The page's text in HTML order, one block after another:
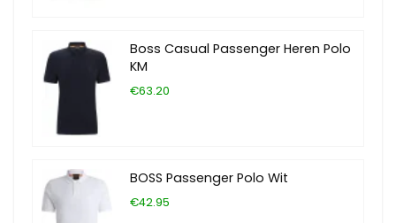
Boss Casual Passenger Heren Polo
KM
€63.20
BOSS Passenger Polo Wit
€42.95